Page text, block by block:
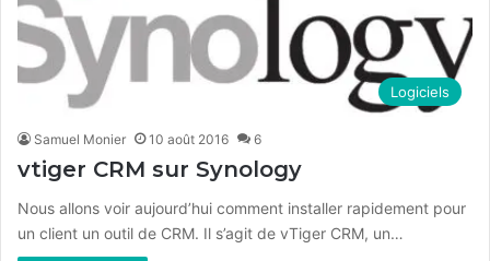
Logiciels
Samuel Monier 10 août 2016 6
vtiger CRM sur Synology
Nous allons voir aujourd’hui comment installer rapidement pour
un client un outil de CRM. Il s’agit de vTiger CRM, un…